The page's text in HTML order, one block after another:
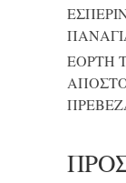
ΕΟΡΤΗ